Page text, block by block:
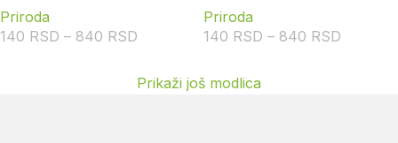
Priroda
140 RSD – 840 RSD
Priroda
140 RSD – 840 RSD
Prikaži još modlica